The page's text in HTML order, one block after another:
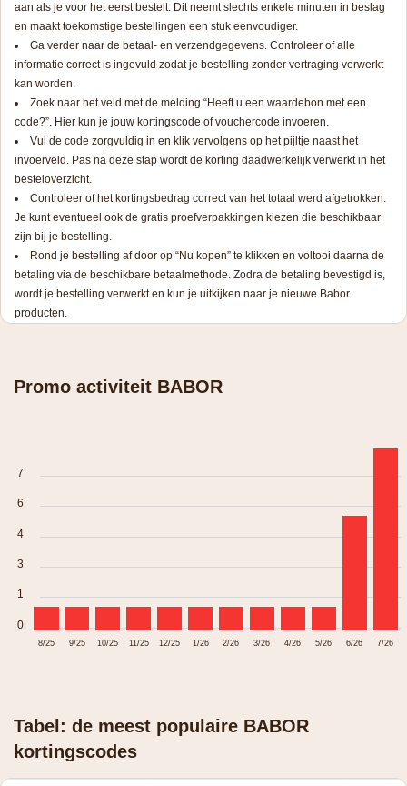
aan als je voor het eerst bestelt. Dit neemt slechts enkele minuten in beslag
en maakt toekomstige bestellingen een stuk eenvoudiger.
Ga verder naar de betaal- en verzendgegevens. Controleer of alle
informatie correct is ingevuld zodat je bestelling zonder vertraging verwerkt
kan worden.
Zoek naar het veld met de melding “Heeft u een waardebon met een
code?”. Hier kun je jouw kortingscode of vouchercode invoeren.
Vul de code zorgvuldig in en klik vervolgens op het pijltje naast het
invoerveld. Pas na deze stap wordt de korting daadwerkelijk verwerkt in het
besteloverzicht.
Controleer of het kortingsbedrag correct van het totaal werd afgetrokken.
Je kunt eventueel ook de gratis proefverpakkingen kiezen die beschikbaar
zijn bij je bestelling.
Rond je bestelling af door op “Nu kopen” te klikken en voltooi daarna de
betaling via de beschikbare betaalmethode. Zodra de betaling bevestigd is,
wordt je bestelling verwerkt en kun je uitkijken naar je nieuwe Babor
producten.
Promo activiteit BABOR
7
6
4
3
1
0
8/25 9/25 10/25 11/25 12/25 1/26 2/26 3/26 4/26 5/26 6/26 7/26
Tabel: de meest populaire BABOR
kortingscodes